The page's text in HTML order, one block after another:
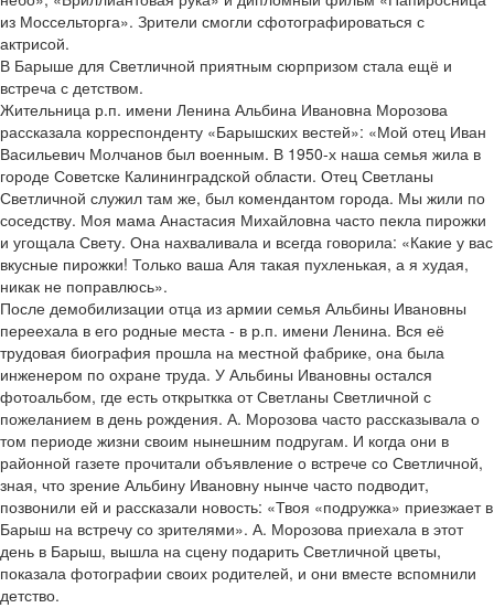
из Моссельторга». Зрители смогли сфотографироваться с
актрисой.
В Барыше для Светличной приятным сюрпризом стала ещё и
встреча с детством.
Жительница р.п. имени Ленина Альбина Ивановна Морозова
рассказала корреспонденту «Барышских вестей»: «Мой отец Иван
Васильевич Молчанов был военным. В 1950-х наша семья жила в
городе Советске Калининградской области. Отец Светланы
Светличной служил там же, был комендантом города. Мы жили по
соседству. Моя мама Анастасия Михайловна часто пекла пирожки
и угощала Свету. Она нахваливала и всегда говорила: «Какие у вас
вкусные пирожки! Только ваша Аля такая пухленькая, а я худая,
никак не поправлюсь».
После демобилизации отца из армии семья Альбины Ивановны
переехала в его родные места - в р.п. имени Ленина. Вся её
трудовая биография прошла на местной фабрике, она была
инженером по охране труда. У Альбины Ивановны остался
фотоальбом, где есть открыткка от Светланы Светличной с
пожеланием в день рождения. А. Морозова часто рассказывала о
том периоде жизни своим нынешним подругам. И когда они в
районной газете прочитали объявление о встрече со Светличной,
зная, что зрение Альбину Ивановну нынче часто подводит,
позвонили ей и рассказали новость: «Твоя «подружка» приезжает в
Барыш на встречу со зрителями». А. Морозова приехала в этот
день в Барыш, вышла на сцену подарить Светличной цветы,
показала фотографии своих родителей, и они вместе вспомнили
детство.